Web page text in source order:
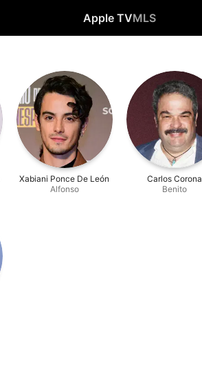
Apple TVMLS
Xabiani Ponce De León
Alfonso
Carlos Corona
Benito